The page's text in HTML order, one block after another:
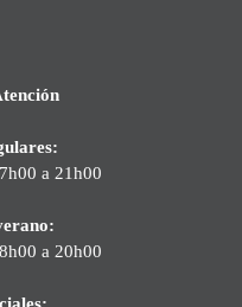
a 21h00
a 20h00